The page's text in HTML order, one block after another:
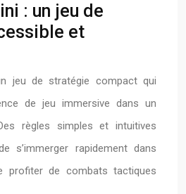
: un jeu de
et
jeu de stratégie compact qui
de jeu immersive dans un
règles simples et intuitives
s’immerger rapidement dans
profiter de combats tactiques